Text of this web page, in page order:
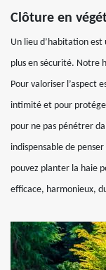
Clôture en
Un lieu d’habitation est
plus en sécurité. Notre
Pour valoriser l’aspect
intimité et pour
pour ne pas pénétrer
indispensable de
pouvez planter la haie
efficace, harmonieux,